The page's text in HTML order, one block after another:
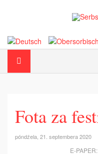
Fota za
póndźela, 21. septembera 2020
E-PAPER: